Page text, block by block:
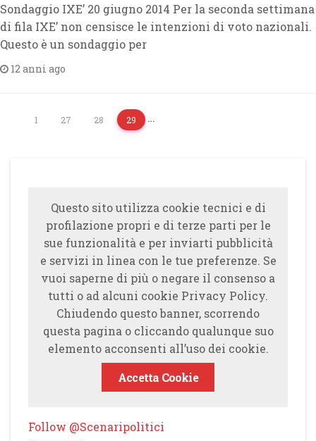
Sondaggio IXE’ 20 giugno 2014 Per la seconda settimana
di fila IXE’ non censisce le intenzioni di voto nazionali.
Questo è un sondaggio per
12 anni ago
1 …
27 28 29
Questo sito utilizza cookie tecnici e di
profilazione propri e di terze parti per le
sue funzionalità e per inviarti pubblicità
e servizi in linea con le tue preferenze. Se
vuoi saperne di più o negare il consenso a
tutti o ad alcuni cookie Privacy Policy.
Chiudendo questo banner, scorrendo
questa pagina o cliccando qualunque suo
elemento acconsenti all’uso dei cookie.
Accetta Cookie
Follow @Scenaripolitici